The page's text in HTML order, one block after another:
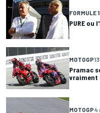
FORMULE 1
PURE ou
MOTOGP
Pramac
vraiment
MOTOGP4